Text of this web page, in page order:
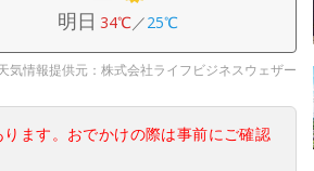
明日 34℃／25℃
気情報提供元：株式会社ライフビジネスウェザー
ます。おでかけの際は事前にご確認